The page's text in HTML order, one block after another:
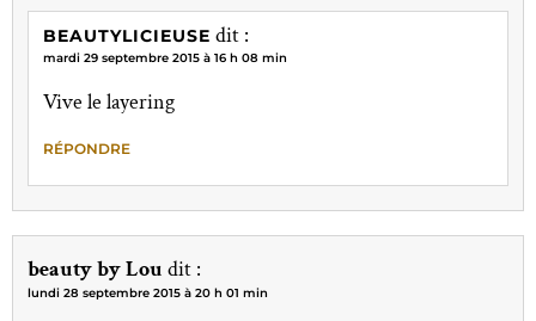
BEAUTYLICIEUSE dit :
mardi 29 septembre 2015 à 16 h 08 min
Vive le layering
RÉPONDRE
beauty by Lou dit :
lundi 28 septembre 2015 à 20 h 01 min